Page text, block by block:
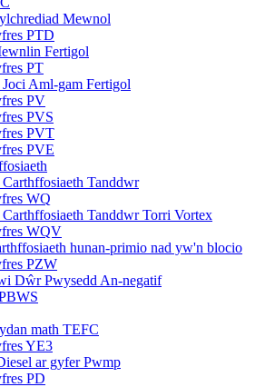
Mewnol
PTD
Fertigol
PT
Aml-gam Fertigol
PV
PVS
PVT
PVE
Tanddwr
WQ
Tanddwr Torri Vortex
WQV
hunan-primio nad yw'n blocio
PZW
Dŵr Pwysedd An-negatif
math TEFC
YE3
ar gyfer Pwmp
PD